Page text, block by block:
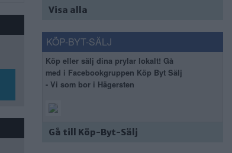
Visa alla
KÖP-BYT-SÄLJ
Köp eller sälj dina prylar lokalt! Gå
med i Facebookgruppen Köp Byt Sälj
- Vi som bor i Hägersten
Gå till Köp-Byt-Sälj